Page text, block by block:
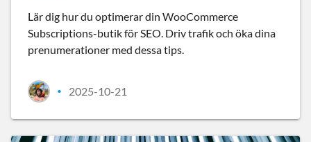
Lär dig hur du optimerar din WooCommerce
Subscriptions-butik för SEO. Driv trafik och öka dina
prenumerationer med dessa tips.
• 2025-10-21